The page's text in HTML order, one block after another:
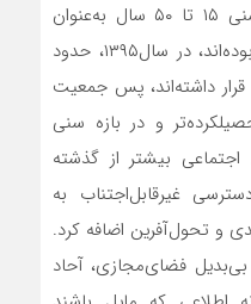
حدود ۱۵‌میلیون نفر در فاصله سنی ۱۵ تا ۵۰ سال ‌به‌عنوان
جمعیت با انرژی و موثر کشور بوده‌‌‌‌‌‌اند، در سال‌۱۳۹۵، حدود
قرار داشته‌‌‌‌‌‌اند، پس جمعیت
و در بازه سنی
اجتماعی بیشتر از گذشته
غیرقابل‌اجتناب به
و تحول‌‌‌‌‌‌آفرین اضافه کرد.
فضای‌مجازی، آحاد